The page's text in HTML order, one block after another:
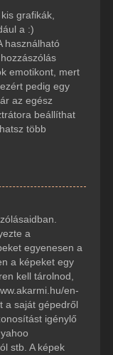
grafikák,
a :)
használható
emotikont, mert
pedig egy
az egész
beállíthat
több
a
egyenesen a
a képeket egy
kell tárolnod,
en-
a saját gépedről
igénylő
stb. A képek